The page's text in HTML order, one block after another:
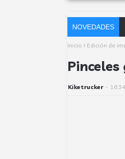
NOVEDADES
Inicio Edición de
Kiketrucker -